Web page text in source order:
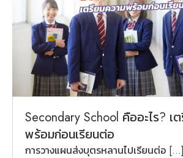
Secondary School คืออะไร? เ
พร้อมก่อนเรียนต่อ
การวางแผนส่งบุตรหลานไปเรียนต่อ […]